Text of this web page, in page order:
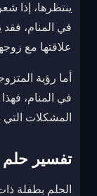
ينتظرها، إذا
في المنام،
علاقتها مع
أما رؤية
في المنام،
المشكلات التي
تفسير حلم
الحلم بطفلة